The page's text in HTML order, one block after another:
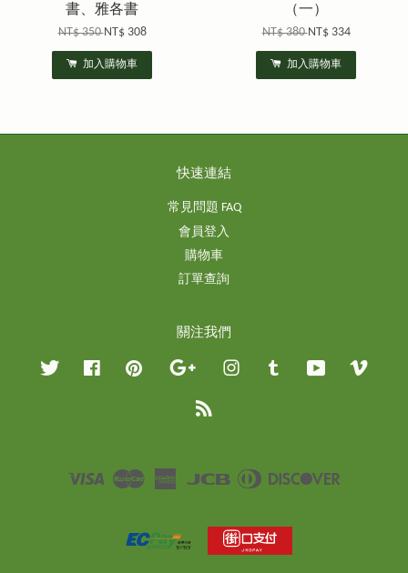
書、雅各書
NT$ 350NT$ 308
加入購物車
（一）
NT$ 380NT$ 334
加入購物車
快速連結
常見問題 FAQ
會員登入
購物車
訂單查詢
關注我們
Twitter Facebook Pinterest Google InstagramTumblr YouTube
Visa Master
American
JCB
Diners